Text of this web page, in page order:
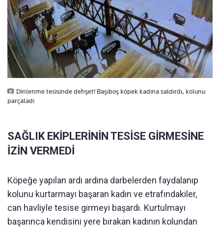
Dinlenme tesisinde dehşet! Başıboş köpek kadına saldırdı, kolunu
parçaladı
SAĞLIK EKİPLERİNİN TESİSE GİRMESİNE
İZİN VERMEDİ
Köpeğe yapılan ardı ardına darbelerden faydalanıp
kolunu kurtarmayı başaran kadın ve etrafındakiler,
can havliyle tesise girmeyi başardı. Kurtulmayı
başarınca kendisini yere bırakan kadının kolundan